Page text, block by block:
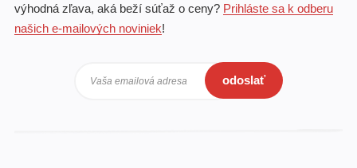
výhodná zľava, aká beží súťaž o ceny? Prihláste sa k odberu
našich e-mailových noviniek!
Vaša emailová adresa odoslať